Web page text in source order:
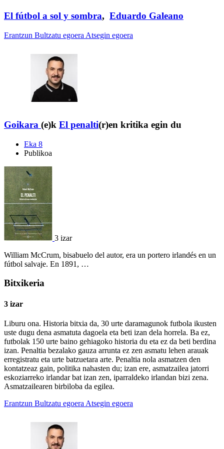
El fútbol a sol y sombra, Eduardo Galeano
Erantzun Bultzatu egoera Atsegin egoera
Goikara (e)k El penalti(r)en kritika egin du
Eka 8
Publikoa
3 izar
William McCrum, bisabuelo del autor, era un portero irlandés en un
fútbol salvaje. En 1891, …
Bitxikeria
3 izar
Liburu ona. Historia bitxia da, 30 urte daramagunok futbola ikusten
uste dugu dena asmatuta dagoela eta beti izan dela horrela. Ba ez,
futbolak 150 urte baino gehiagoko historia du eta ez da beti berdina
izan. Penaltia bezalako gauza arrunta ez zen asmatu lehen arauak
erregistratu eta urte batzuetara arte. Penaltia nola asmatzen den
kontatzeaz gain, politika nahasten du; izan ere, asmatzailea jatorri
eskoziarreko irlandar bat izan zen, iparraldeko irlandan bizi zena.
Asmatzailearen birbiloba da egilea.
Erantzun Bultzatu egoera Atsegin egoera